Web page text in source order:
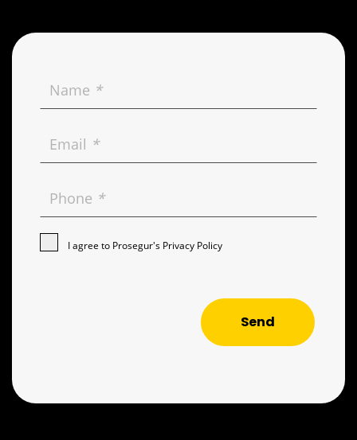
Name *
Email *
Phone *
I agree to Prosegur's Privacy Policy
Send